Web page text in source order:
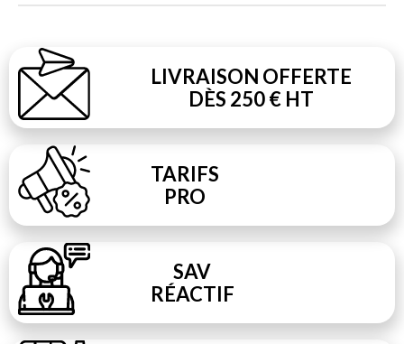
LIVRAISON OFFERTE
DÈS 250 € HT
TARIFS
PRO
SAV
RÉACTIF